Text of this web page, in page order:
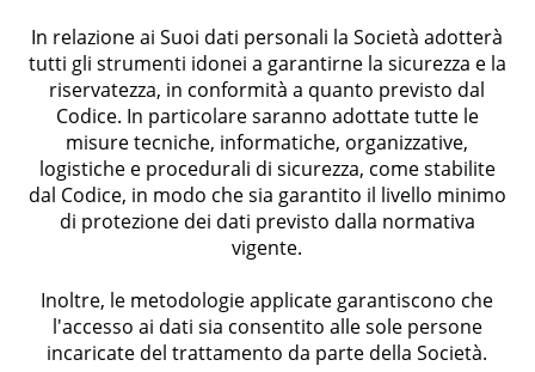
In relazione ai Suoi dati personali la Società adotterà
tutti gli strumenti idonei a garantirne la sicurezza e la
riservatezza, in conformità a quanto previsto dal
Codice. In particolare saranno adottate tutte le
misure tecniche, informatiche, organizzative,
logistiche e procedurali di sicurezza, come stabilite
dal Codice, in modo che sia garantito il livello minimo
di protezione dei dati previsto dalla normativa
vigente.
Inoltre, le metodologie applicate garantiscono che
l'accesso ai dati sia consentito alle sole persone
incaricate del trattamento da parte della Società.